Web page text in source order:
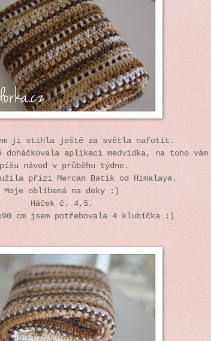
ji stihla ještě za světla nafotit.
doháčkovala aplikaci medvídka, na toho vám
návod v průběhu týdne.
přizi Mercan Batik od Himalaya.
Moje oblíbená na deky :)
Háček č. 4,5.
cm jsem potřebovala 4 klubíčka :)